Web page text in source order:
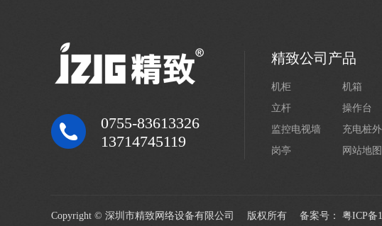
0755-83613326
13714745119
精致公司产品
机柜
机箱
立杆
操作台
监控电视墙
充电桩
岗亭
网站地图
Copyright © 深圳市精致网络设备有限公司 版权所有 备案号： 粤ICP备